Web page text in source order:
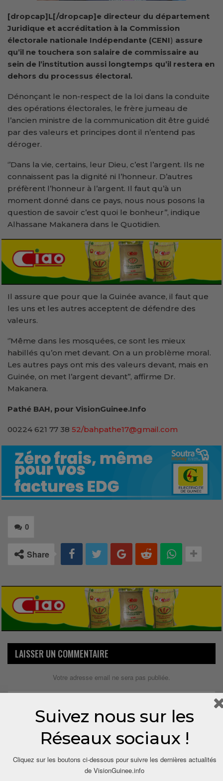
[dropcap]L[/dropcap]e directeur du département
Juridique et accréditation à la Commission
électorale nationale Indépendante (CENI) assure
qu’il ne touchera son salaire de commissaire au
sein de l’institution aussi longtemps qu’il restera en
dehors du processus électoral.
Dénonçant le non-respect de la loi dans la conduite
des opérations électorales, le frère jumeau de
l’ancien ministre de la communication dit être guidé
par des valeurs et principes dont il n’entend pas
déroger.
‘’Dans la vie, certains, leur Dieu, c’est l’argent. Ils ne
connaissent pas la dignité ni l’honneur. D’autres
préfèrent l’honneur à l’argent. Il faut qu’à un
moment donné dans ce pays, nous nous posons la
question de savoir c’est quoi le bonheur’’, indique
Alhassane Makanera dans le Quotidien.
Il assure que pour que la Guinée avance, il faut que
les uns et les autres acceptent de défendre des
valeurs.
‘’Même dans les mosquées, ce sont les mieux
habillés qu’on met devant. On a un problème moral.
Les autres pays ont mis des valeurs devant, mais en
Guinée, on met l’argent devant’’, affirme Dr.
Makanera.
Pathé BAH, pour VisionGuinee.Info
00224 621 77 38 52/bahpathe17@gmail.com
0
Share
LAISSER UN COMMENTAIRE
Votre adresse email ne sera pas publiée.
Suivez nous sur les
Réseaux sociaux !
Cliquez sur les boutons ci-dessous pour suivre les dernières actualités
de VisionGuinee.info